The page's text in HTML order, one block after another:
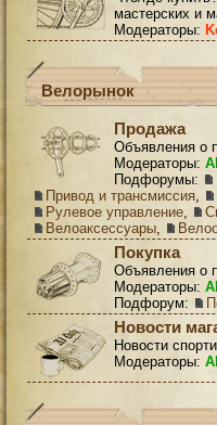
мастерских и
Модераторы:
Велорынок
Продажа
Объявления о
Модераторы:
Подфорумы:
Привод и трансмиссия,
Рулевое управление,
Велоаксессуары,
Покупка
Объявления о
Модераторы:
Подфорум:
Новости
Новости
Модераторы: